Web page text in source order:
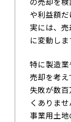
や利益額
実には、
に変動しま
特に製造
売却を考
失敗が数
くありま
事業用土